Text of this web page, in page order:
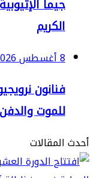
نرويجيون
والدفن